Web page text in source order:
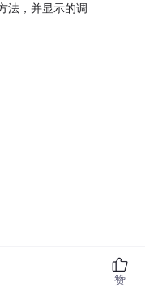
法，并显示的调
赞